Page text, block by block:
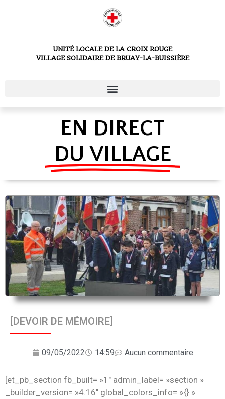
UNITÉ LOCALE DE LA CROIX ROUGE
VILLAGE SOLIDAIRE DE BRUAY-LA-BUISSIÈRE
EN DIRECT
DU VILLAGE
[DEVOIR DE MÉMOIRE]
09/05/2022 14:59 Aucun commentaire
[et_pb_section fb_built= »1″ admin_label= »section »
_builder_version= »4.16″ global_colors_info= »{} »